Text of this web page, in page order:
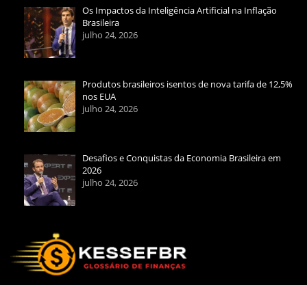
Os Impactos da Inteligência Artificial na Inflação
Brasileira
julho 24, 2026
Produtos brasileiros isentos de nova tarifa de 12,5%
nos EUA
julho 24, 2026
Desafios e Conquistas da Economia Brasileira em
2026
julho 24, 2026